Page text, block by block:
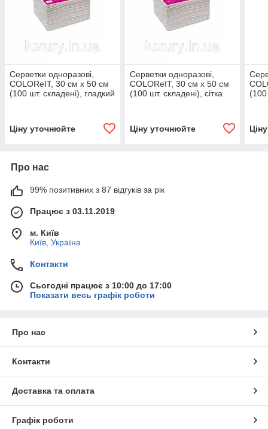
Серветки одноразові,
COLOReIT, 30 см х 50 см
(100 шт. складені), гладкий
Ціну уточнюйте
Серветки одноразові,
COLOReIT, 30 см х 50 см
(100 шт. складені), сітка
Ціну уточнюйте
(100
Про нас
99% позитивних з 87 відгуків за рік
Працює з 03.11.2019
м. Київ
Київ, Україна
Контакти
Сьогодні працює з 10:00 до 17:00
Показати весь графік роботи
Про нас
Контакти
Доставка та оплата
Графік роботи